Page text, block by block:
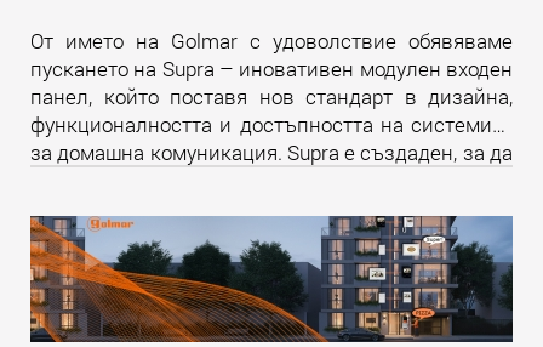
От името на Golmar с удоволствие обявяваме
пускането на Supra – иновативен модулен входен
панел, който поставя нов стандарт в дизайна,
функционалността и достъпността на системите
за домашна комуникация. Supra е създаден, за да
потребители, така и за професионалистите в
бранша.Прочети още